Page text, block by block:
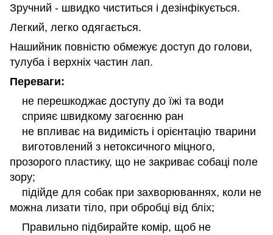
Зручний - швидко чиститься і дезінфікується.
Легкий, легко одягається.
Нашийник повністю обмежує доступ до голови,
тулуба і верхніх частин лап.
Переваги:
не перешкоджає доступу до їжі та води
сприяє швидкому загоєнню ран
не впливає на видимість і орієнтацію тварини
виготовлений з нетоксичного міцного,
прозорого пластику, що не закриває собаці поле
зору;
підійде для собак при захворюваннях, коли не
можна лизати тіло, при обробці від бліх;
Правильно підбирайте комір, щоб не